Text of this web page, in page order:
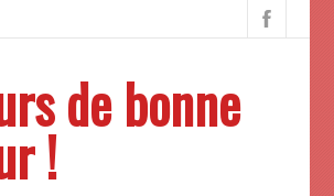
de bonne
!